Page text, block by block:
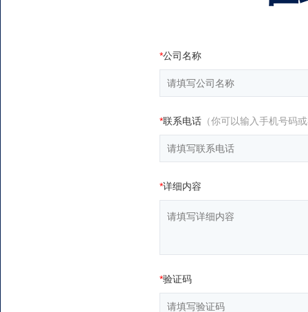
*公司名称
*联系电话 （你可以输入手机号码
*详细内容
*验证码